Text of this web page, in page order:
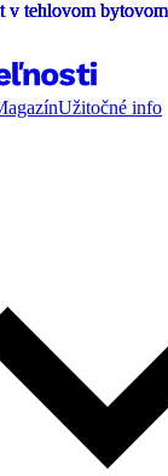
Užitočné info